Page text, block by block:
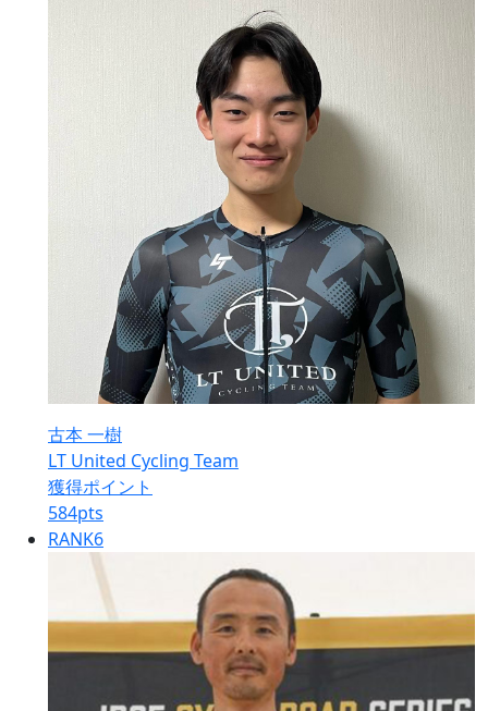
古本 一樹
LT United Cycling Team
獲得ポイント
584pts
RANK6